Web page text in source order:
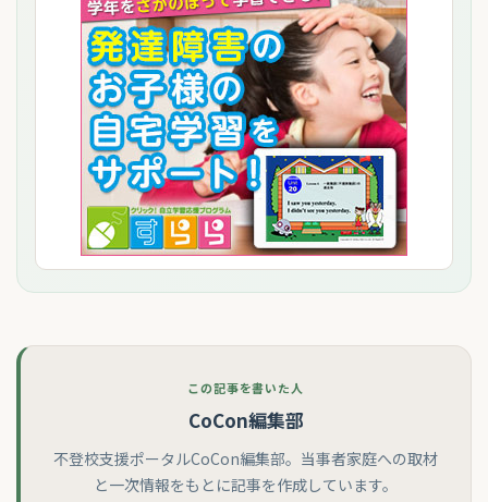
この記事を書いた人
CoCon編集部
不登校支援ポータルCoCon編集部。当事者家庭への取材
と一次情報をもとに記事を作成しています。